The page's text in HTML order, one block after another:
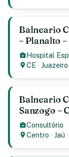
Balneario
– Planalto
Hospital
CE ·
Balneario
Sanzogo –
Consultório
Centro ·Jaú